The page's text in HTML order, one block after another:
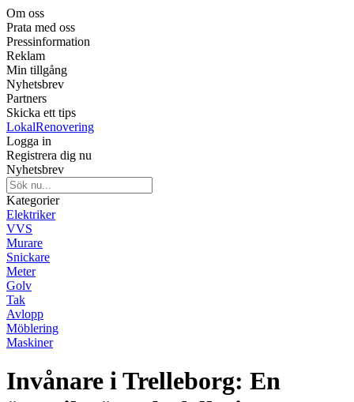
Om oss
Prata med oss
Pressinformation
Reklam
Min tillgång
Nyhetsbrev
Partners
Skicka ett tips
LokalRenovering
Logga in
Registrera dig nu
Nyhetsbrev
Kategorier
Elektriker
VVS
Murare
Snickare
Meter
Golv
Tak
Avlopp
Möblering
Maskiner
Invånare i Trelleborg: En